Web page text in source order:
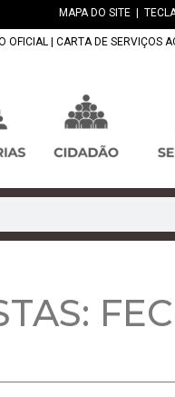
MAPA DO SITE
OFICIAL CARTA DE SERVIÇOS